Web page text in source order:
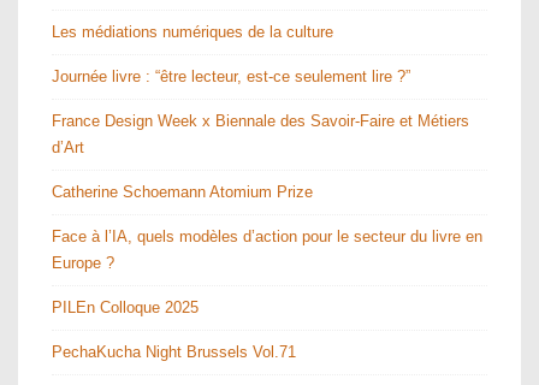
Les médiations numériques de la culture
Journée livre : “être lecteur, est-ce seulement lire ?”
France Design Week x Biennale des Savoir-Faire et Métiers
d’Art
Catherine Schoemann Atomium Prize
Face à l’IA, quels modèles d’action pour le secteur du livre en
Europe ?
PILEn Colloque 2025
PechaKucha Night Brussels Vol.71